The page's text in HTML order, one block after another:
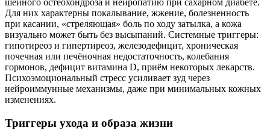
шейного остеохондроза и нейропатию при сахарном диабете.
Для них характерны покалывание, жжение, болезненность
при касании, «стреляющая» боль по ходу затылка, а кожа
визуально может быть без высыпаний. Системные триггеры:
гипотиреоз и гипертиреоз, железодефицит, хроническая
почечная или печёночная недостаточность, колебания
гормонов, дефицит витамина D, приём некоторых лекарств.
Психоэмоциональный стресс усиливает зуд через
нейроиммунные механизмы, даже при минимальных кожных
изменениях.
Триггеры ухода и образа жизни